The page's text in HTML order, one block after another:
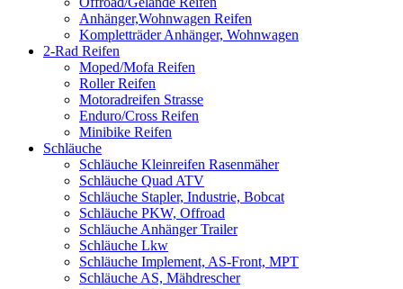
Anhänger,Wohnwagen Reifen
Kompletträder Anhänger, Wohnwagen
2-Rad Reifen
Moped/Mofa Reifen
Roller Reifen
Motoradreifen Strasse
Enduro/Cross Reifen
Minibike Reifen
Schläuche
Schläuche Kleinreifen Rasenmäher
Schläuche Quad ATV
Schläuche Stapler, Industrie, Bobcat
Schläuche PKW, Offroad
Schläuche Anhänger Trailer
Schläuche Lkw
Schläuche Implement, AS-Front, MPT
Schläuche AS, Mähdrescher